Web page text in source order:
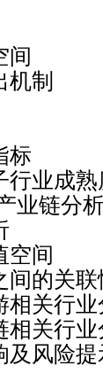
制
成熟
业链分
间
的关联
关行业
关行业
风险提